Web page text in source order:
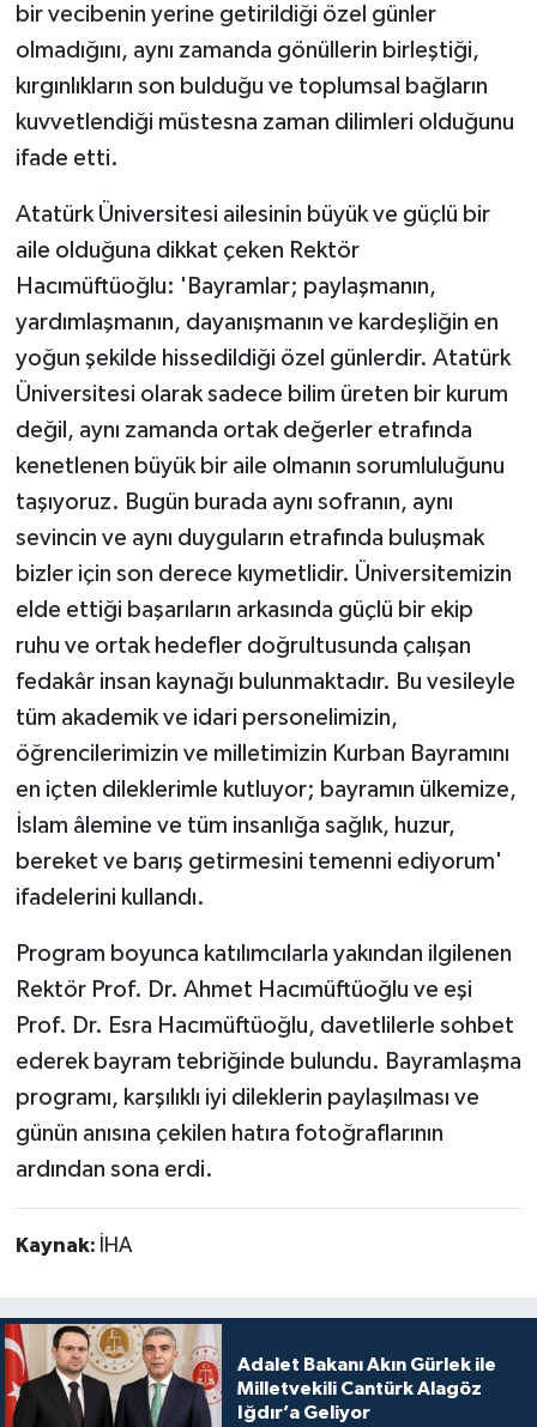
bir vecibenin yerine getirildiği özel günler
olmadığını, aynı zamanda gönüllerin birleştiği,
kırgınlıkların son bulduğu ve toplumsal bağların
kuvvetlendiği müstesna zaman dilimleri olduğunu
ifade etti.
Atatürk Üniversitesi ailesinin büyük ve güçlü bir
aile olduğuna dikkat çeken Rektör
Hacımüftüoğlu: 'Bayramlar; paylaşmanın,
yardımlaşmanın, dayanışmanın ve kardeşliğin en
yoğun şekilde hissedildiği özel günlerdir. Atatürk
Üniversitesi olarak sadece bilim üreten bir kurum
değil, aynı zamanda ortak değerler etrafında
kenetlenen büyük bir aile olmanın sorumluluğunu
taşıyoruz. Bugün burada aynı sofranın, aynı
sevincin ve aynı duyguların etrafında buluşmak
bizler için son derece kıymetlidir. Üniversitemizin
elde ettiği başarıların arkasında güçlü bir ekip
ruhu ve ortak hedefler doğrultusunda çalışan
fedakâr insan kaynağı bulunmaktadır. Bu vesileyle
tüm akademik ve idari personelimizin,
öğrencilerimizin ve milletimizin Kurban Bayramını
en içten dileklerimle kutluyor; bayramın ülkemize,
İslam âlemine ve tüm insanlığa sağlık, huzur,
bereket ve barış getirmesini temenni ediyorum'
ifadelerini kullandı.
Program boyunca katılımcılarla yakından ilgilenen
Rektör Prof. Dr. Ahmet Hacımüftüoğlu ve eşi
Prof. Dr. Esra Hacımüftüoğlu, davetlilerle sohbet
ederek bayram tebriğinde bulundu. Bayramlaşma
programı, karşılıklı iyi dileklerin paylaşılması ve
günün anısına çekilen hatıra fotoğraflarının
ardından sona erdi.
Kaynak: İHA
Adalet Bakanı Akın Gürlek ile
Milletvekili Cantürk Alagöz
Iğdır’a Geliyor